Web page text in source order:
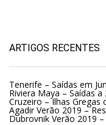
ARTIGOS RECENTES
Tenerife – Saídas em
Riviera Maya – Saídas
Cruzeiro – Ilhas Gregas
Agadir Verão 2019 –
Dubrovnik Verão 2019